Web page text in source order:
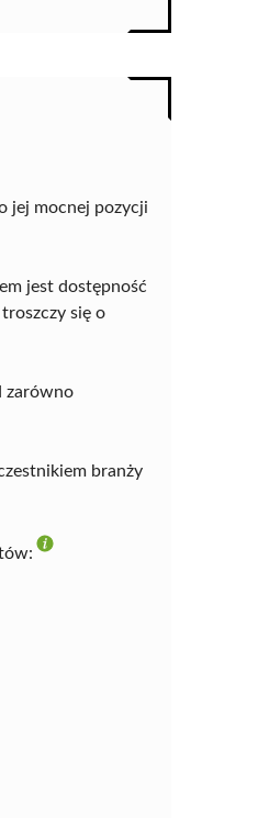
jej mocnej pozycji
jest dostępność
się o
zarówno
branży